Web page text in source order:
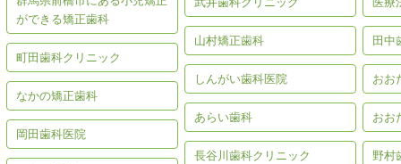
ができる矯正歯科
町田歯科クリニック
なかの矯正歯科
岡田歯科医院
山村矯正歯科
しんがい歯科医院
あらい歯科
長谷川歯科クリニック
田中
おお
おお
野村